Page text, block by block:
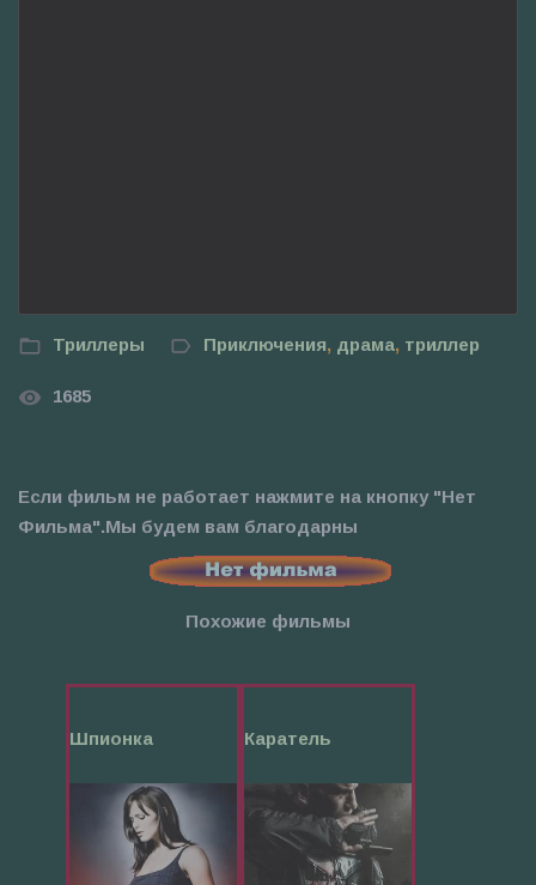
Триллеры Приключения, драма, триллер
1685
Если фильм не работает нажмите на кнопку "Нет
Фильма".Мы будем вам благодарны
Похожие фильмы
Шпионка Каратель